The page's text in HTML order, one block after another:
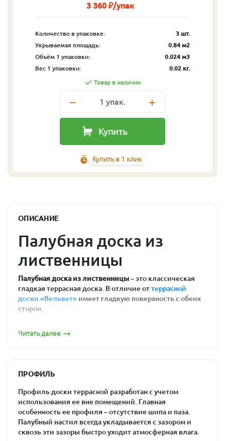
3 360 ₽/упак
Количество в упаковке:
3 шт.
Укрываемая площадь:
0.84 м2
Объём 1 упаковки:
0.024 м3
Вес 1 упаковки:
0.02 кг.
Товар в наличии
1 упак.
Купить
Купить в 1 клик
ОПИСАНИЕ
Палубная доска из
лиственницы
Палубная доска из лиственницы– это классическая
гладкая террасная доска. В отличие оттеррасной
доски «Вельвет» имеет гладкую поверхность с обеих
сторон.
Область применения
повышенной влажности.
Сортность палубной доски
Мы продаем палубную доску сортов Экстра, Прима, А,
В, С и Эконом. При этом, соблюдаем высокие
стандарты сортировки пиломатериалов, покупая у нас
Читать далее
ПРОФИЛЬ
Профиль доски террасной разработан с учетом
использования ее вне помещений. Главная
особенность ее профиля – отсутствие шипа и паза.
Палубный настил всегда укладывается с зазором и
сквозь эти зазоры быстро уходит атмосферная влага.